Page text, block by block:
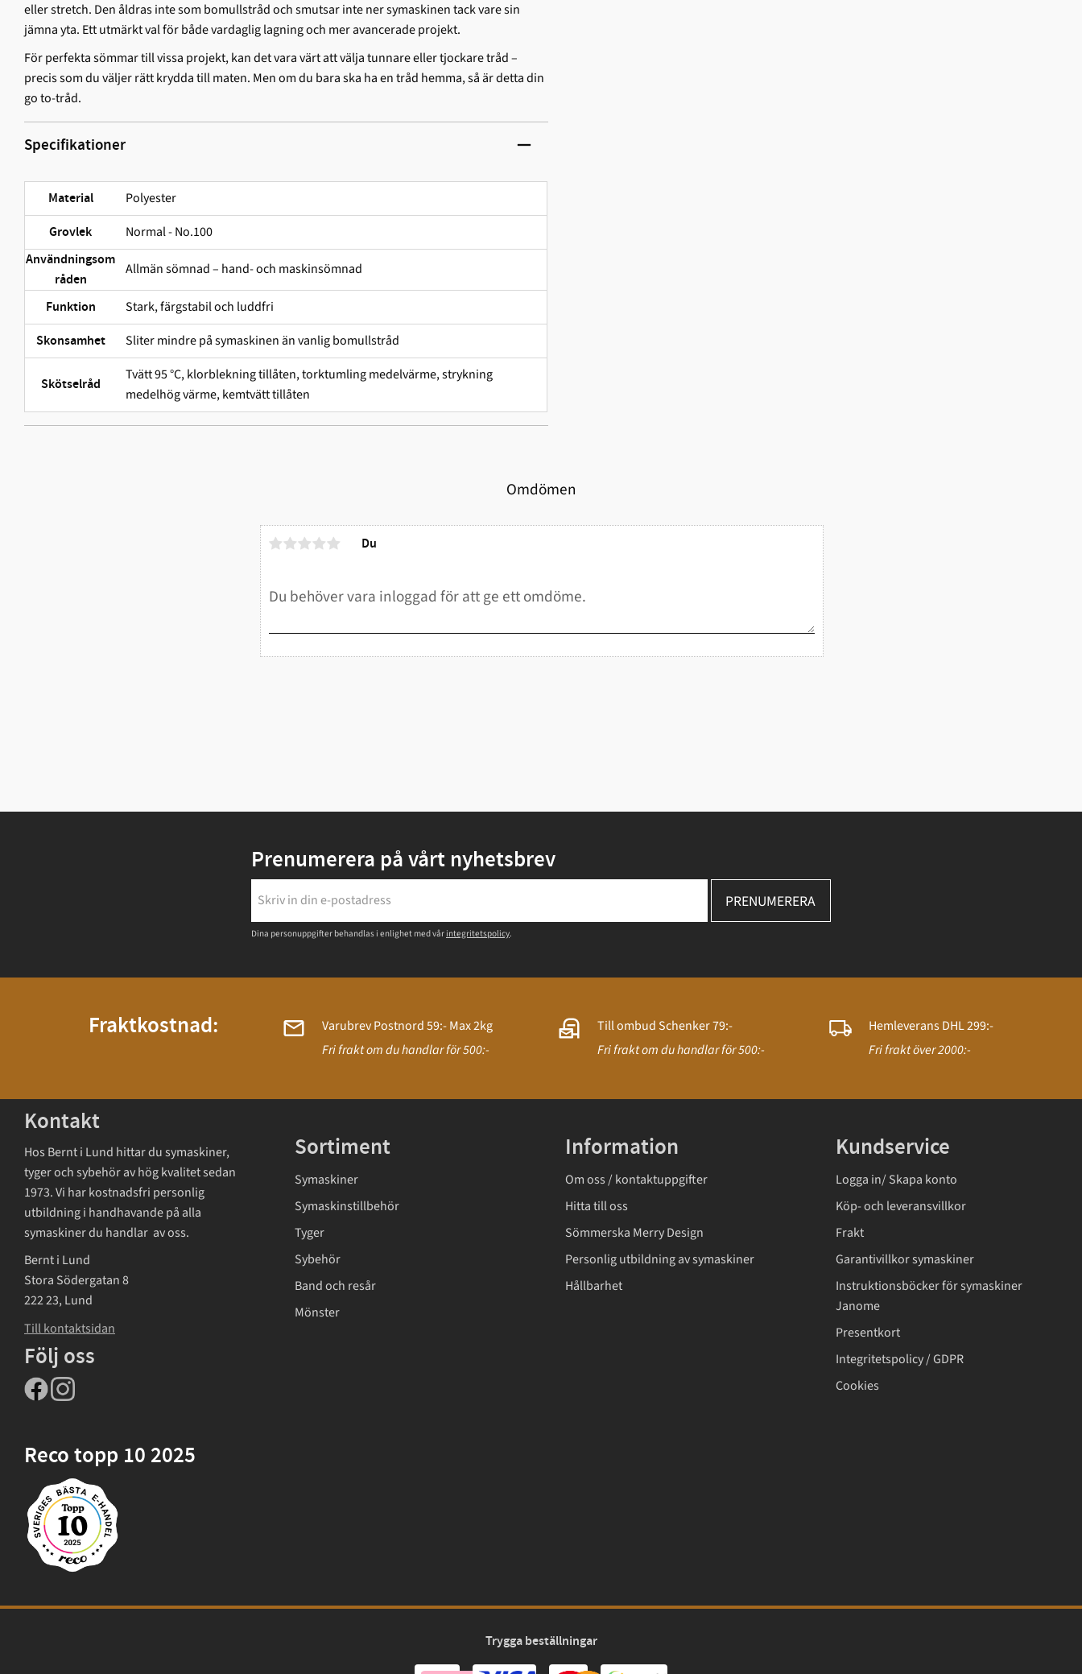
eller stretch. Den åldras inte som bomullstråd och smutsar inte ner symaskinen tack vare sin
jämna yta. Ett utmärkt val för både vardaglig lagning och mer avancerade projekt.
För perfekta sömmar till vissa projekt, kan det vara värt att välja tunnare eller tjockare tråd –
precis som du väljer rätt krydda till maten. Men om du bara ska ha en tråd hemma, så är detta din
go to-tråd.
Specifikationer
Material Polyester
Grovlek Normal - No.100
Användningsom
råden
Allmän sömnad – hand- och maskinsömnad
Funktion Stark, färgstabil och ludd­fri
Skonsamhet Sliter mindre på symaskinen än vanlig bomullstråd
Skötselråd
Tvätt 95 °C, klorblekning tillåten, torktumling medelvärme, strykning
medelhög värme, kemtvätt tillåten
Omdömen
Du
Prenumerera på vårt nyhetsbrev
PRENUMERERA
Dina personuppgifter behandlas i enlighet med vår integritetspolicy.
Fraktkostnad:
Varubrev Postnord 59:- Max 2kg
Fri frakt om du handlar för 500:-
Till ombud Schenker 79:-
Fri frakt om du handlar för 500:-
Hemleverans DHL 299:-
Fri frakt över 2000:-
Kontakt
Hos Bernt i Lund hittar du symaskiner,
tyger och sybehör av hög kvalitet sedan
1973. Vi har kostnadsfri personlig
utbildning i handhavande på alla
symaskiner du handlar av oss.
Bernt i Lund
Stora Södergatan 8
222 23, Lund
Till kontaktsidan
Följ oss
Reco topp 10 2025
Sortiment
Symaskiner
Symaskinstillbehör
Tyger
Sybehör
Band och resår
Mönster
Information
Om oss / kontaktuppgifter
Hitta till oss
Sömmerska Merry Design
Personlig utbildning av symaskiner
Hållbarhet
Kundservice
Logga in/ Skapa konto
Köp- och leveransvillkor
Frakt
Garantivillkor symaskiner
Instruktionsböcker för symaskiner
Janome
Presentkort
Integritetspolicy / GDPR
Cookies
Trygga beställningar